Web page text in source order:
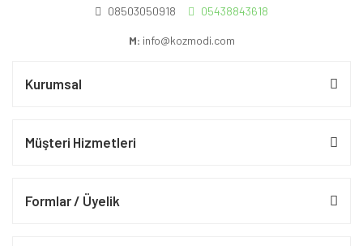
08503050918 05438843618
M: info@kozmodi.com
Kurumsal
Müşteri Hizmetleri
Formlar / Üyelik